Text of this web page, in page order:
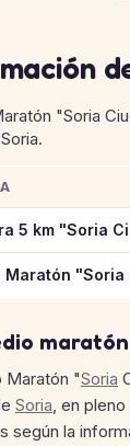
"Soria
clave de
5 km "Soria
Maratón "Soria
Maratón "Soria
Soria, en
según la